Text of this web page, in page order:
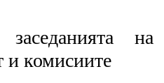
на
и комисиите